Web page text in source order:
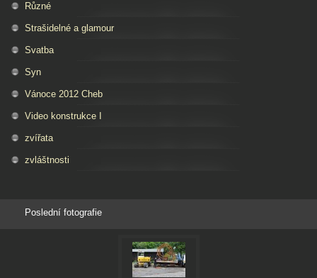
Různé
Strašidelné a glamour
Svatba
Syn
Vánoce 2012 Cheb
Video konstrukce I
zvířata
zvláštnosti
Poslední fotografie